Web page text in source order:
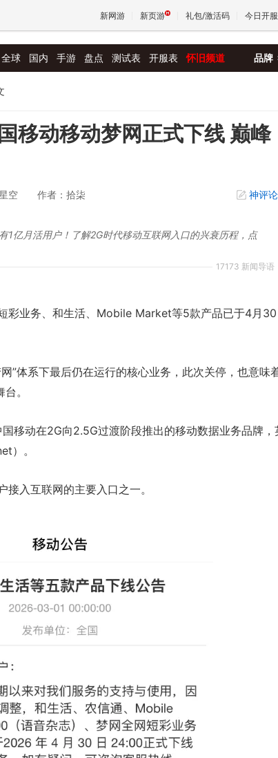
新网游 新页游 礼包/激活码 今日开服
全球 国内 手游 盘点 测试表 开服表 怀旧频道 品牌
移动移动梦网正式下线 巅峰
空 作者：拾柒 神评论
17173 新闻导语
1亿月活用户！了解2G时代移动互联网入口的兴衰历程，点
彩业务、和生活、Mobile Market等5款产品已于4月30
”体系下最后仍在运行的核心业务，此次关停，也意味
。
移动在2G向2.5G过渡阶段推出的移动数据业务品牌，
）。
入互联网的主要入口之一。
的囧图集（1170）